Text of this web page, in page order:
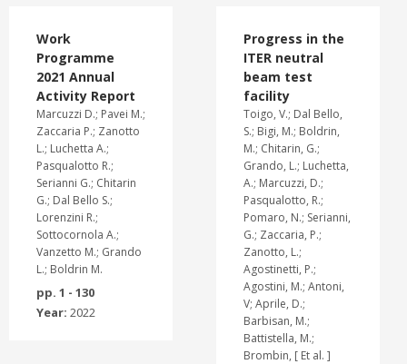
Work
Programme
2021 Annual
Activity Report
Marcuzzi D.; Pavei M.;
Zaccaria P.; Zanotto
L.; Luchetta A.;
Pasqualotto R.;
Serianni G.; Chitarin
G.; Dal Bello S.;
Lorenzini R.;
Sottocornola A.;
Vanzetto M.; Grando
L.; Boldrin M.
pp. 1 - 130
Year: 2022
Progress in the
ITER neutral
beam test
facility
Toigo, V.; Dal Bello,
S.; Bigi, M.; Boldrin,
M.; Chitarin, G.;
Grando, L.; Luchetta,
A.; Marcuzzi, D.;
Pasqualotto, R.;
Pomaro, N.; Serianni,
G.; Zaccaria, P.;
Zanotto, L.;
Agostinetti, P.;
Agostini, M.; Antoni,
V; Aprile, D.;
Barbisan, M.;
Battistella, M.;
Brombin, [ Et al. ]